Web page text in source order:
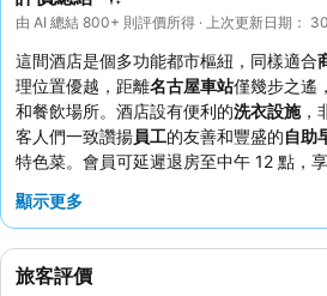
由 AI 總結 800+ 則評價所得 · 上次更新日期：
這間酒店是個多功能都市樞紐，同樣適合
理位置優越，距離名古屋車站僅幾步之遙
和餐飲場所。酒店設有便利的洗衣設施，
客人們一致讚揚員工的友善和豐盛的自助
特色菜。會員可延遲退房至中午 12 點，
顯示更多
旅客評價